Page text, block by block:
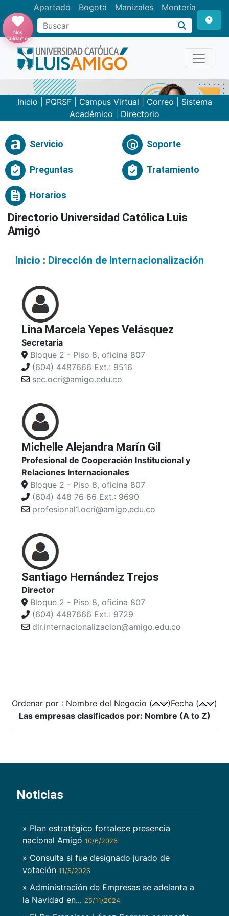
Apartadó Bogotá Manizales Montería
Buscar
Nos
Cuidamos
Inicio PQRSF| Campus Virtual Correo
Sistema
Académico
Directorio
Servicio Soporte
Preguntas Tratamiento
Horarios
Directorio Universidad Católica Luis
Amigó
Inicio : Dirección de Internacionalización
Lina Marcela Yepes Velásquez
Secretaria
Bloque 2 - Piso 8, oficina 807
(604) 4487666 Ext.: 9516
sec.ocri@amigo.edu.co
Michelle Alejandra Marín Gil
Profesional de Cooperación Institucional y
Relaciones Internacionales
Bloque 2 - Piso 8, oficina 807
(604) 448 76 66 Ext.: 9690
profesional1.ocri@amigo.edu.co
Santiago Hernández Trejos
Director
Bloque 2 - Piso 8, oficina 807
(604) 4487666 Ext.: 9729
dir.internacionalizacion@amigo.edu.co
Ordenar por : Nombre del Negocio ( )Fecha (
)
Las empresas clasificados por: Nombre (A to Z)
Noticias
» Plan estratégico fortalece presencia
nacional Amigó 10/6/2026
» Consulta si fue designado jurado de
votación 11/5/2026
» Administración de Empresas se adelanta a
la Navidad en... 25/11/2024